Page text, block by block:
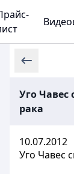
Уго Чавес
рака
10.07.2012
Уго Чавес